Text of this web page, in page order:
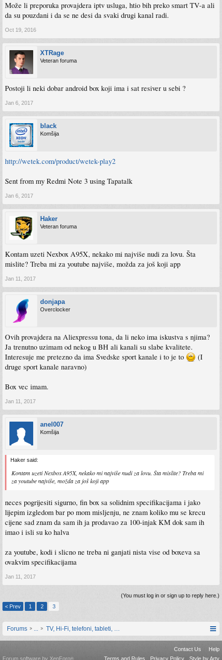
Može li preporuka provajdera iptv usluga, htio bih preko smart TV-a ali
da su pouzdani i da se ne desi da svaki drugi kanal radi.
Oct 19, 2016
XTRage
Veteran foruma
Postoji li neki dobar android box koji ima i sat resiver u sebi ?
Jan 6, 2017
black
Komšija
http://wetek.com/product/wetek-play2
Sent from my Redmi Note 3 using Tapatalk
Jan 6, 2017
Haker
Veteran foruma
Kontam uzeti Nexbox A95X, nekako mi najviše nudi za lovu. Šta
mislite? Treba mi za youtube najviše, možda za još koji app
Jan 11, 2017
donjapa
Overclocker
Ovih provajdera na Aliexpressu tona, da li neko ima iskustva s njima?
Ja trenutno uzimam od nekog u BH ali kanali su slabe kvalitete.
Interesuje me pretezno da ima Svedske sport kanale i to je to
(I
druge sport kanale naravno)
Box vec imam.
Jan 11, 2017
anel007
Komšija
Haker said:
Kontam uzeti Nexbox A95X, nekako mi najviše nudi za lovu. Šta mislite? Treba mi
za youtube najviše, možda za još koji app
neces pogrijesiti sigurno, fin box sa solidnim specifikacijama i jako
lijepim izgledom bar po mom misljenju, ne znam koliko mu se krecu
cijene sad znam da sam ih ja prodavao za 100-injak KM dok sam ih
imao i isli su ko halva
za youtube, kodi i slicno ne treba ni ganjati nista vise od boxeva sa
ovakvim specifikacijama
Jan 11, 2017
(You must log in or sign up to reply here.)
< Prev
1 2 3
Forums TV, Hi-Fi, telefoni, tableti, satovi, IoT oprema
Contact Us
Help
Terms and Rules
Privacy Policy Style by Arty
Forum software by XenForo®